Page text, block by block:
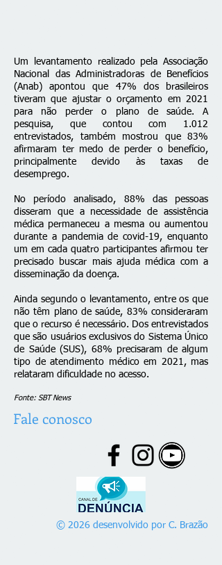
Um levantamento realizado pela Associação
Nacional das Administradoras de Benefícios
(Anab) apontou que 47% dos brasileiros
tiveram que ajustar o orçamento em 2021
para não perder o plano de saúde. A
pesquisa, que contou com 1.012
entrevistados, também mostrou que 83%
afirmaram ter medo de perder o benefício,
principalmente devido às taxas de
desemprego.
No período analisado, 88% das pessoas
disseram que a necessidade de assistência
médica permaneceu a mesma ou aumentou
durante a pandemia de covid-19, enquanto
um em cada quatro participantes afirmou ter
precisado buscar mais ajuda médica com a
disseminação da doença.
Ainda segundo o levantamento, entre os que
não têm plano de saúde, 83% consideraram
que o recurso é necessário. Dos entrevistados
que são usuários exclusivos do Sistema Único
de Saúde (SUS), 68% precisaram de algum
tipo de atendimento médico em 2021, mas
relataram dificuldade no acesso.
Fonte: SBT News
Fale conosco
© 2026 desenvolvido por C. Brazão